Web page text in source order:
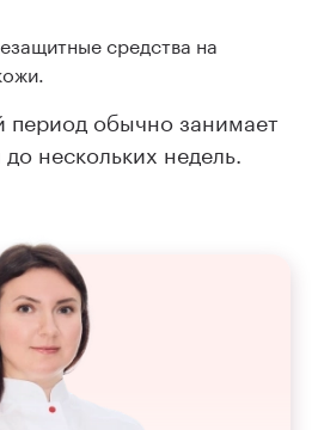
средства на
период обычно занимает
нескольких недель.